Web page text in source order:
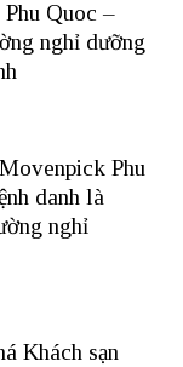
Quoc –
nghỉ dưỡng
Phu
danh là
nghỉ
Khách sạn